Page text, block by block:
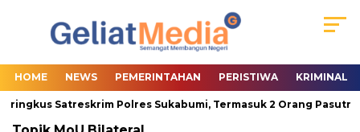
HOME NEWS PEMERINTAHAN PERISTIWA KRIMINAL
Satreskrim Polres Sukabumi, Termasuk 2 Orang Pasutri